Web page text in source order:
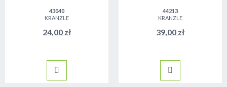
43040
KRANZLE
24,00 zł
44213
KRANZLE
39,00 zł